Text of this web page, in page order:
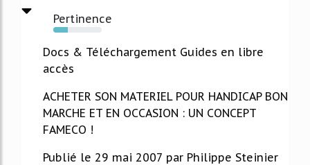
Pertinence
30%
Docs & Téléchargement Guides en libre
accès
ACHETER SON MATERIEL POUR HANDICAP BON
MARCHE ET EN OCCASION : UN CONCEPT
FAMECO !
Publié le 29 mai 2007 par Philippe Steinier